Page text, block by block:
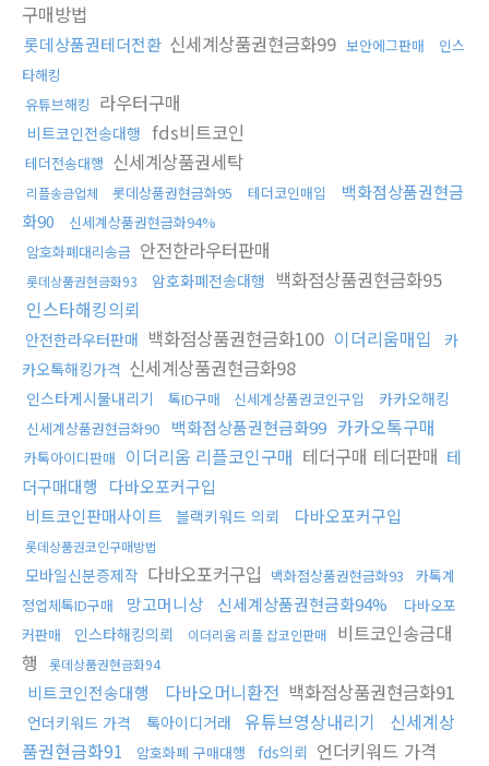
구매방법
롯데상품권테더전환 신세계상품권현금화99 보안에그판매
인스
타해킹
유튜브해킹 라우터구매
비트코인전송대행 fds비트코인
테더전송대행 신세계상품권세탁
리플송금업체 롯데상품권현금화95 테더코인매입
백화점상품권현금
화90
신세계상품권현금화94%
암호화폐대리송금 안전한라우터판매
롯데상품권현금화93 암호화폐전송대행 백화점상품권현금화95
인스타해킹의뢰
안전한라우터판매 백화점상품권현금화100 이더리움매입
카
카오톡해킹가격 신세계상품권현금화98
인스타게시물내리기 톡ID구매 신세계상품권코인구입 카카오해킹
신세계상품권현금화90 백화점상품권현금화99 카카오톡구매
카톡아이디판매 이더리움 리플코인구매 테더구매 테더판매 테
더구매대행
다바오포커구입
비트코인판매사이트
블랙키워드 의뢰 다바오포커구입
롯데상품권코인구매방법
모바일신분증제작 다바오포커구입 백화점상품권현금화93
카톡계
정업체톡ID구매
망고머니상 신세계상품권현금화94%
다바오포
커판매
인스타해킹의뢰 이더리움 리플 잡코인판매
비트코인송금대
행
롯데상품권현금화94
비트코인전송대행 다바오머니환전 백화점상품권현금화91
언더키워드 가격 톡아이디거래 유튜브영상내리기
신세계상
품권현금화91
암호화폐 구매대행 fds의뢰 언더키워드 가격